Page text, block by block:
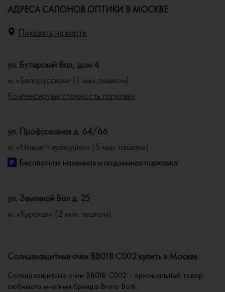
АДРЕСА САЛОНОВ ОПТИКИ В МОСКВЕ
Показать на карте
ул. Бутырский Вал, дом 4
м. «Белорусская» (1 мин. пешком)
Компенсируем стоимость парковки
ул. Профсоюзная д. 64/66
м. «Новые Черёмушки» (5 мин. пешком)
Бесплатная наземная и подземная парковка
ул. Земляной Вал д. 25
м. «Курская» (2 мин. пешком)
Солнцезащитные очки BB018 C002 купить в Москве
Солнцезащитные очки BB018 C002 - оригинальный товар
любимого многими бренда Bruno Botti.